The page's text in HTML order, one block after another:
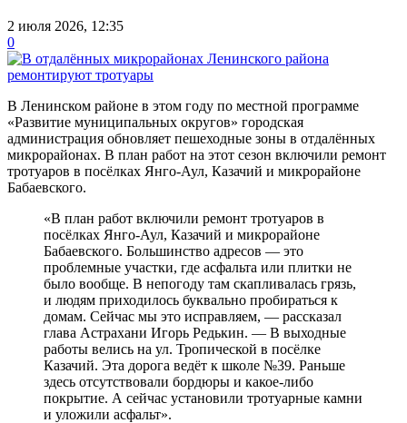
2 июля 2026, 12:35
0
В Ленинском районе в этом году по местной программе
«Развитие муниципальных округов» городская
администрация обновляет пешеходные зоны в отдалённых
микрорайонах. В план работ на этот сезон включили ремонт
тротуаров в посёлках Янго-Аул, Казачий и микрорайоне
Бабаевского.
«В план работ включили ремонт тротуаров в
посёлках Янго-Аул, Казачий и микрорайоне
Бабаевского. Большинство адресов — это
проблемные участки, где асфальта или плитки не
было вообще. В непогоду там скапливалась грязь,
и людям приходилось буквально пробираться к
домам. Сейчас мы это исправляем, — рассказал
глава Астрахани Игорь Редькин. — В выходные
работы велись на ул. Тропической в посёлке
Казачий. Эта дорога ведёт к школе №39. Раньше
здесь отсутствовали бордюры и какое-либо
покрытие. А сейчас установили тротуарные камни
и уложили асфальт».